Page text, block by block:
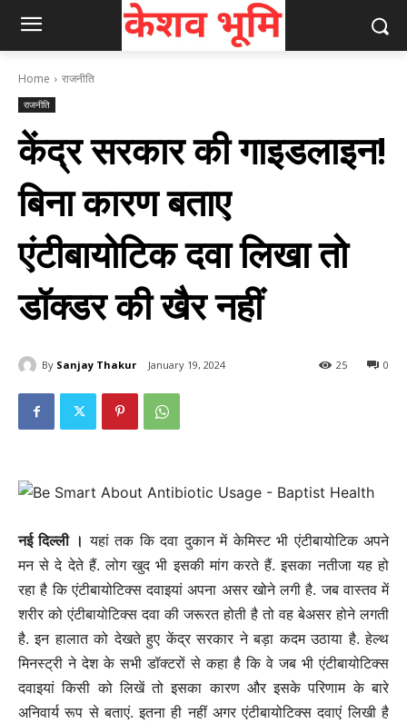
Home राजनीति
राजनीति
केंद्र सरकार की गाइडलाइन!
बिना कारण बताए
एंटीबायोटिक दवा लिखा तो
डॉक्‍डर की खैर नहीं
By Sanjay Thakur January 19, 2024 0
25
नई दिल्‍ली । यहां तक कि दवा दुकान में केमिस्ट भी एंटीबायोटिक अपने
मन से दे देते हैं. लोग खुद भी इसकी मांग करते हैं. इसका नतीजा यह हो
रहा है कि एंटीबायोटिक्स दवाइयां अपना असर खोने लगी है. जब वास्तव में
शरीर को एंटीबायोटिक्स दवा की जरूरत होती है तो वह बेअसर होने लगती
है. इन हालात को देखते हुए केंद्र सरकार ने बड़ा कदम उठाया है. हेल्थ
मिनस्ट्री ने देश के सभी डॉक्टरों से कहा है कि वे जब भी एंटीबायोटिक्स
दवाइयां किसी को लिखें तो इसका कारण और इसके परिणाम के बारे
अनिवार्य रूप से बताएं. इतना ही नहीं अगर एंटीबायोटिक्स दवाएं लिखी है